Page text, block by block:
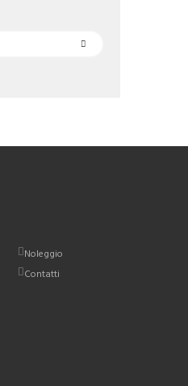
Noleggio
Contatti